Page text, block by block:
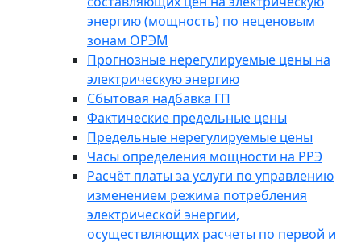
энергию (мощность) по неценовым
зонам ОРЭМ
Прогнозные нерегулируемые цены на
электрическую энергию
Сбытовая надбавка ГП
Фактические предельные цены
Предельные нерегулируемые цены
Часы определения мощности на РРЭ
Расчёт платы за услуги по управлению
изменением режима потребления
электрической энергии,
осуществляющих расчеты по первой и